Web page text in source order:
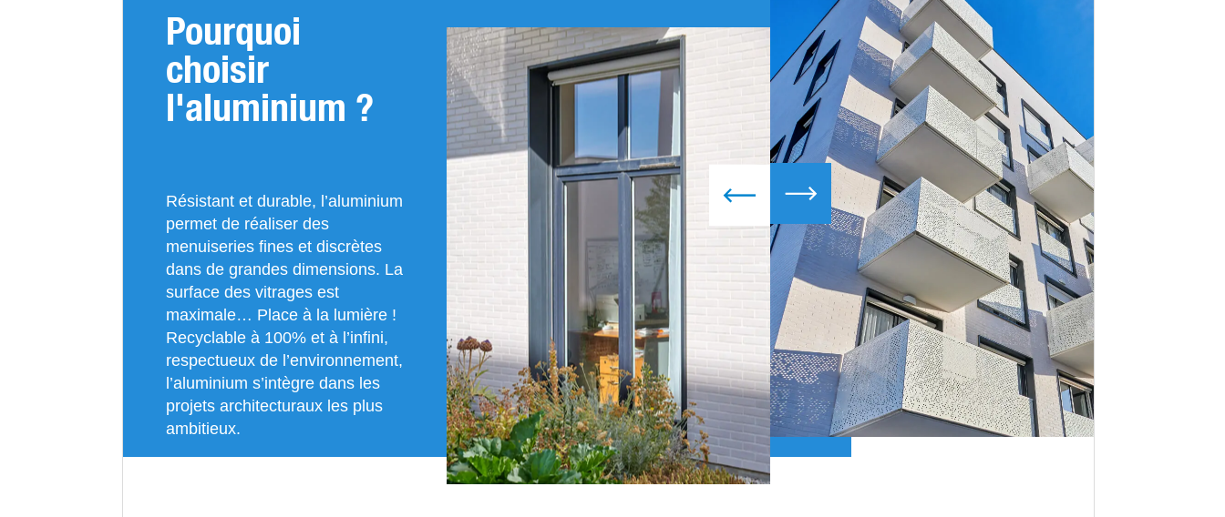
Pourquoi
choisir
l'aluminium ?
Résistant et durable, l’aluminium
permet de réaliser des
menuiseries fines et discrètes
dans de grandes dimensions. La
surface des vitrages est
maximale… Place à la lumière !
Recyclable à 100% et à l’infini,
respectueux de l’environnement,
l’aluminium s’intègre dans les
projets architecturaux les plus
ambitieux.